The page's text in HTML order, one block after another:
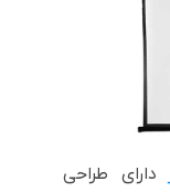
دارای طراحی